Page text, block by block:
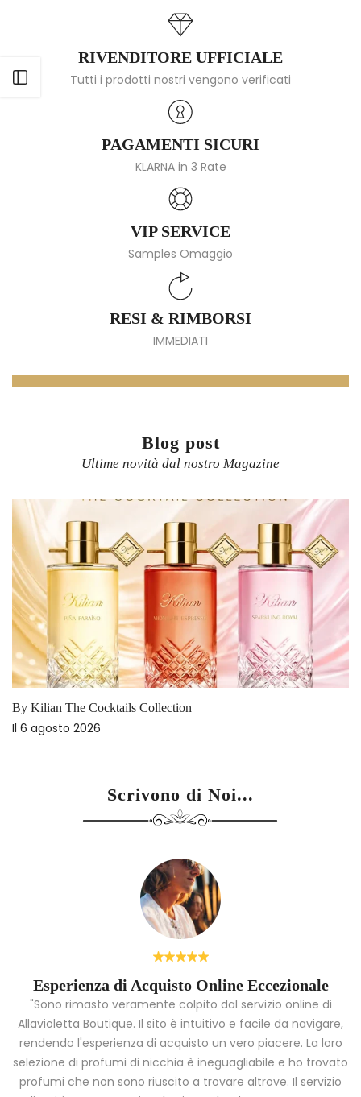
Apri barra laterale
RIVENDITORE UFFICIALE
Tutti i prodotti nostri vengono verificati
PAGAMENTI SICURI
KLARNA in 3 Rate
VIP SERVICE
Samples Omaggio
RESI & RIMBORSI
IMMEDIATI
Blog post
Ultime novità dal nostro Magazine
By Kilian The Cocktails Collection
Il 6 agosto 2026
Scrivono di Noi...
Esperienza di Acquisto Online Eccezionale
"Sono rimasto veramente colpito dal servizio online di
Allavioletta Boutique. Il sito è intuitivo e facile da navigare,
rendendo l'esperienza di acquisto un vero piacere. La loro
selezione di profumi di nicchia è ineguagliabile e ho trovato
profumi che non sono riuscito a trovare altrove. Il servizio